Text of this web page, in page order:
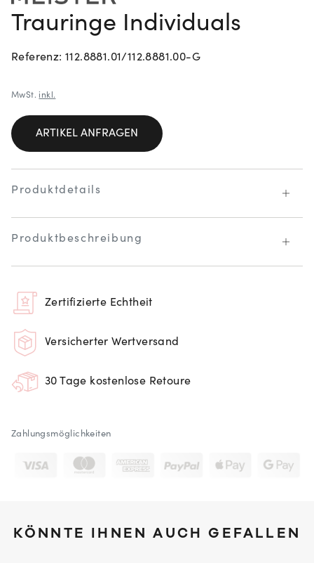
Trauringe Individuals
Referenz: 112.8881.01/112.8881.00-G
MwSt. inkl.
ARTIKEL ANFRAGEN
Produktdetails
Produktbeschreibung
Zertifizierte Echtheit
Versicherter Wertversand
30 Tage kostenlose Retoure
Zahlungsmöglichkeiten
KÖNNTE IHNEN AUCH GEFALLEN